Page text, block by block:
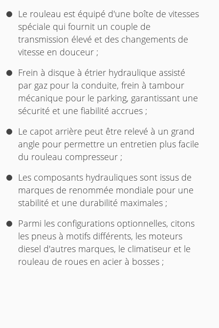
Le rouleau est équipé d'une boîte de vitesses
spéciale qui fournit un couple de
transmission élevé et des changements de
vitesse en douceur ;
Frein à disque à étrier hydraulique assisté
par gaz pour la conduite, frein à tambour
mécanique pour le parking, garantissant une
sécurité et une fiabilité accrues ;
Le capot arrière peut être relevé à un grand
angle pour permettre un entretien plus facile
du rouleau compresseur ;
Les composants hydrauliques sont issus de
marques de renommée mondiale pour une
stabilité et une durabilité maximales ;
Parmi les configurations optionnelles, citons
les pneus à motifs différents, les moteurs
diesel d'autres marques, le climatiseur et le
rouleau de roues en acier à bosses ;